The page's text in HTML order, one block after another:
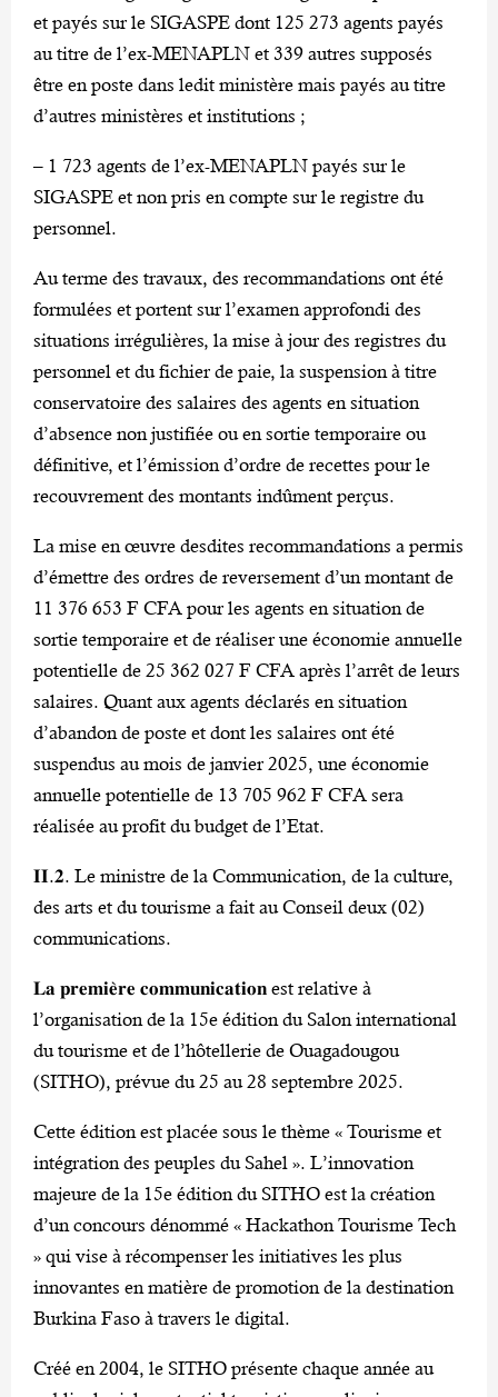
et payés sur le SIGASPE dont 125 273 agents payés
au titre de l’ex-MENAPLN et 339 autres supposés
être en poste dans ledit ministère mais payés au titre
d’autres ministères et institutions ;
– 1 723 agents de l’ex-MENAPLN payés sur le
SIGASPE et non pris en compte sur le registre du
personnel.
Au terme des travaux, des recommandations ont été
formulées et portent sur l’examen approfondi des
situations irrégulières, la mise à jour des registres du
personnel et du fichier de paie, la suspension à titre
conservatoire des salaires des agents en situation
d’absence non justifiée ou en sortie temporaire ou
définitive, et l’émission d’ordre de recettes pour le
recouvrement des montants indûment perçus.
La mise en œuvre desdites recommandations a permis
d’émettre des ordres de reversement d’un montant de
11 376 653 F CFA pour les agents en situation de
sortie temporaire et de réaliser une économie annuelle
potentielle de 25 362 027 F CFA après l’arrêt de leurs
salaires. Quant aux agents déclarés en situation
d’abandon de poste et dont les salaires ont été
suspendus au mois de janvier 2025, une économie
annuelle potentielle de 13 705 962 F CFA sera
réalisée au profit du budget de l’Etat.
𝐈𝐈.𝟐. Le ministre de la Communication, de la culture,
des arts et du tourisme a fait au Conseil deux (02)
communications.
𝐋𝐚 𝐩𝐫𝐞𝐦𝐢𝐞̀𝐫𝐞 𝐜𝐨𝐦𝐦𝐮𝐧𝐢𝐜𝐚𝐭𝐢𝐨𝐧 est relative à
l’organisation de la 15e édition du Salon international
du tourisme et de l’hôtellerie de Ouagadougou
(SITHO), prévue du 25 au 28 septembre 2025.
Cette édition est placée sous le thème « Tourisme et
intégration des peuples du Sahel ». L’innovation
majeure de la 15e édition du SITHO est la création
d’un concours dénommé « Hackathon Tourisme Tech
» qui vise à récompenser les initiatives les plus
innovantes en matière de promotion de la destination
Burkina Faso à travers le digital.
Créé en 2004, le SITHO présente chaque année au